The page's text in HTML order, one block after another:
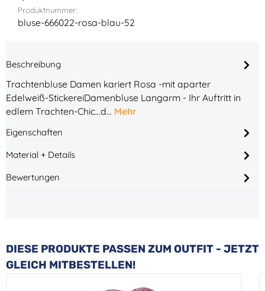
Produktnummer:
bluse-666022-rosa-blau-52
Beschreibung
Trachtenbluse Damen kariert Rosa -mit aparter
Edelweiß-StickereiDamenbluse Langarm - Ihr Auftritt in
edlem Trachten-Chic...d… Mehr
Eigenschaften
Material + Details
Bewertungen
Produktgalerie überspringen
DIESE PRODUKTE PASSEN ZUM OUTFIT - JETZT
GLEICH MITBESTELLEN!